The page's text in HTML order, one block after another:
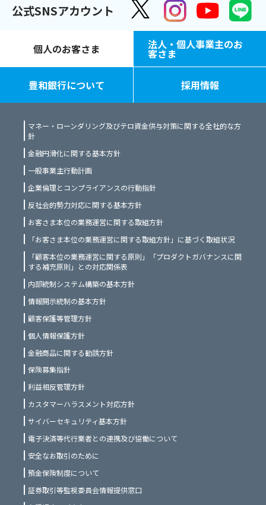
公式SNSアカウント
個人のお客さま 法人・個人事業主のお
客さま
豊和銀行について 採用情報
マネー・ローンダリング及びテロ資金供与対策に関する全社的な方
針
金融円滑化に関する基本方針
一般事業主行動計画
企業倫理とコンプライアンスの行動指針
反社会的勢力対応に関する基本方針
お客さま本位の業務運営に関する取組方針
「お客さま本位の業務運営に関する取組方針」に基づく取組状況
「顧客本位の業務運営に関する原則」「プロダクトガバナンスに関
する補充原則」との対応関係表
内部統制システム構築の基本方針
情報開示統制の基本方針
顧客保護等管理方針
個人情報保護方針
金融商品に関する勧誘方針
保険募集指針
利益相反管理方針
カスタマーハラスメント対応方針
サイバーセキュリティ基本方針
電子決済等代行業者との連携及び協働について
安全なお取引のために
預金保険制度について
証券取引等監視委員会情報提供窓口